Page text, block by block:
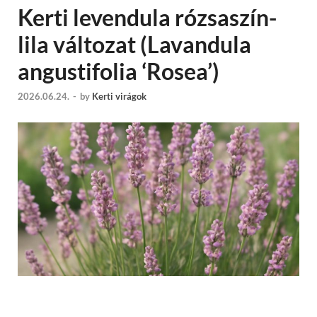
Kerti levendula rózsaszín-
lila változat (Lavandula
angustifolia ‘Rosea’)
2026.06.24. - by Kerti virágok